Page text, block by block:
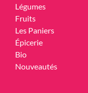
Légumes
Fruits
Les Paniers
Épicerie
Bio
Nouveautés